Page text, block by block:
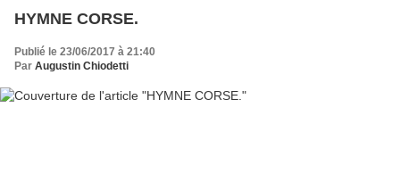
HYMNE CORSE.
Publié le 23/06/2017 à 21:40
Par Augustin Chiodetti